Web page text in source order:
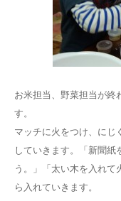
お米担当、野菜担当が終
す。
マッチに火をつけ、にじ
していきます。「新聞紙
う。」「太い木を入れ
ら入れていきます。